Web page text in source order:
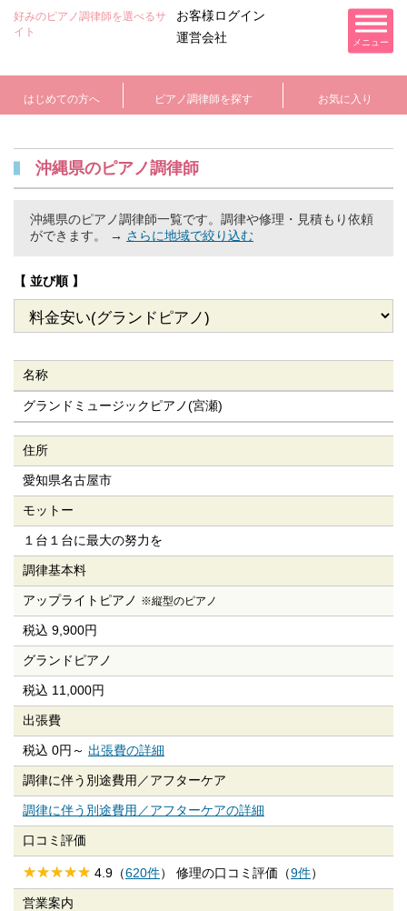
好みのピアノ調律師を選べるサ
イト
お客様ログイン
運営会社
メニュー
はじめての方へ ピアノ調律師を探す お気に入り
沖縄県のピアノ調律師
沖縄県のピアノ調律師一覧です。 調律や修理・見積もり依頼
ができます。 → さらに地域で絞り込む
【 並び順 】
名称
グランドミュージックピアノ(宮瀬)
住所
愛知県名古屋市
モットー
１台１台に最大の努力を
調律基本料
アップライトピアノ ※縦型のピアノ
税込 9,900円
グランドピアノ
税込 11,000円
出張費
税込 0円～ 出張費の詳細
調律に伴う別途費用／アフターケア
調律に伴う別途費用／アフターケアの詳細
口コミ評価
4.9（620件） 修理の口コミ評価（9件）
営業案内